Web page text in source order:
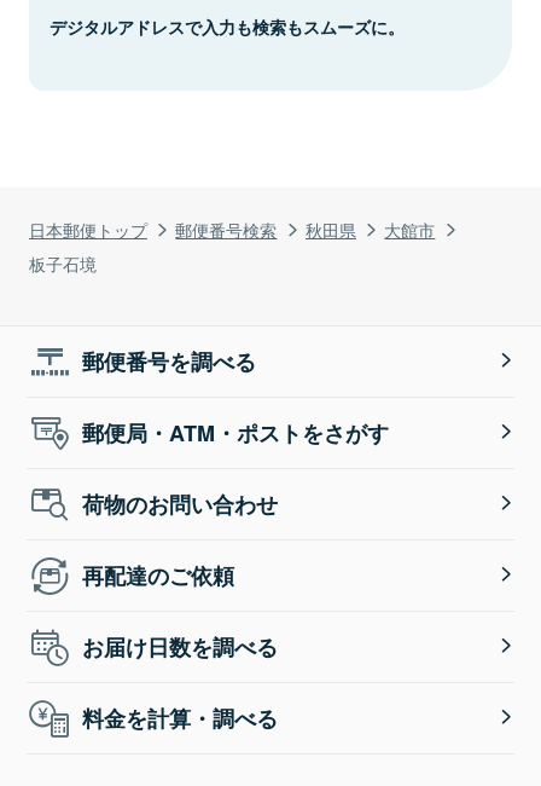
日本郵便トップ 郵便番号検索 秋田県
大館市
板子石境
デジタルアドレスで入力も検索もスムーズに。
郵便番号を調べる
郵便局・ATM・ポストをさがす
荷物のお問い合わせ
再配達のご依頼
お届け日数を調べる
料金を計算・調べる